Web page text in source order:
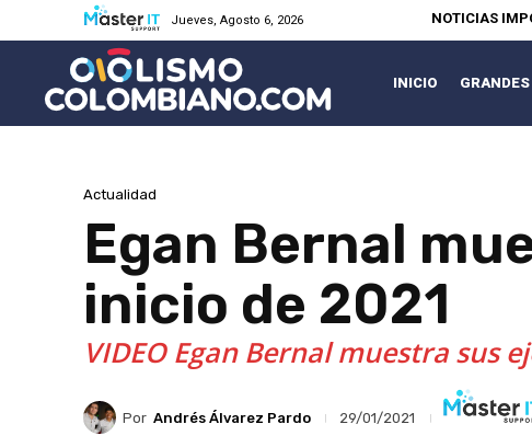
Jueves, Agosto 6, 2026 NOTICIAS
INICIO
Actualidad
Egan Bernal
inicio de 2021
VIDEO Egan Bernal muestra sus
Por Andrés Álvarez Pardo 29/01/2021